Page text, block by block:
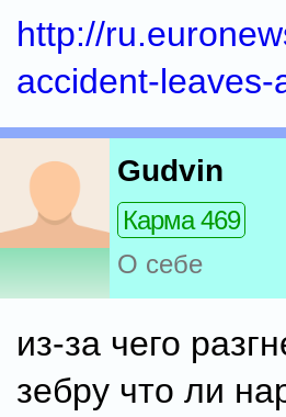
http://
accident-
Gudvin
Карма 469
О себе
из-за чего
зебру что ли